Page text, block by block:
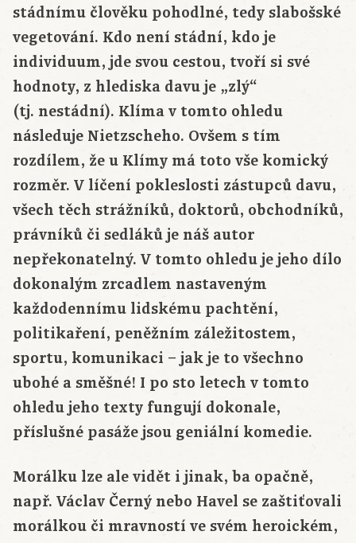
stádnímu člověku pohodlné, tedy slabošské
vegetování. Kdo není stádní, kdo je
individuum, jde svou cestou, tvoří si své
hodnoty, z hlediska davu je „zlý“
(tj. nestádní). Klíma v tomto ohledu
následuje Nietzscheho. Ovšem s tím
rozdílem, že u Klímy má toto vše komický
rozměr. V líčení pokleslosti zástupců davu,
všech těch strážníků, doktorů, obchodníků,
právníků či sedláků je náš autor
nepřekonatelný. V tomto ohledu je jeho dílo
dokonalým zrcadlem nastaveným
každodennímu lidskému pachtění,
politikaření, peněžním záležitostem,
sportu, komunikaci – jak je to všechno
ubohé a směšné! I po sto letech v tomto
ohledu jeho texty fungují dokonale,
příslušné pasáže jsou geniální komedie.
Morálku lze ale vidět i jinak, ba opačně,
např. Václav Černý nebo Havel se zaštiťovali
morálkou či mravností ve svém heroickém,